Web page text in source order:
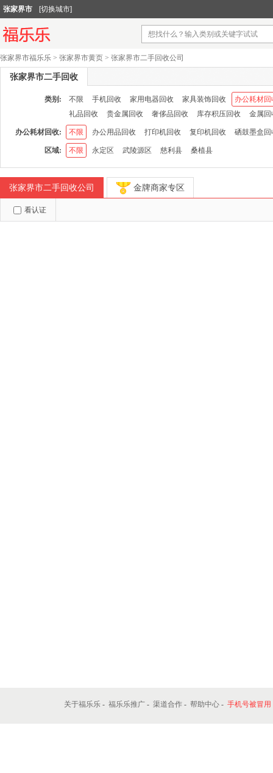
张家界市 [切换城市]
张家界市福乐乐 > 张家界市黄页 > 张家界市二手回收公司
张家界市二手回收
类别: 不限 手机回收 家用电器回收 家具装饰回收
办公耗材回
礼品回收
贵金属回收 奢侈品回收 库存积压回收 金属回
办公耗材回收: 不限 办公用品回收 打印机回收 复印机回收 硒鼓墨盒回
区域: 不限 永定区 武陵源区 慈利县 桑植县
张家界市二手回收公司 金牌商家专区
看认证
关于福乐乐 - 福乐乐推广 - 渠道合作 - 帮助中心 - 手机号被冒用